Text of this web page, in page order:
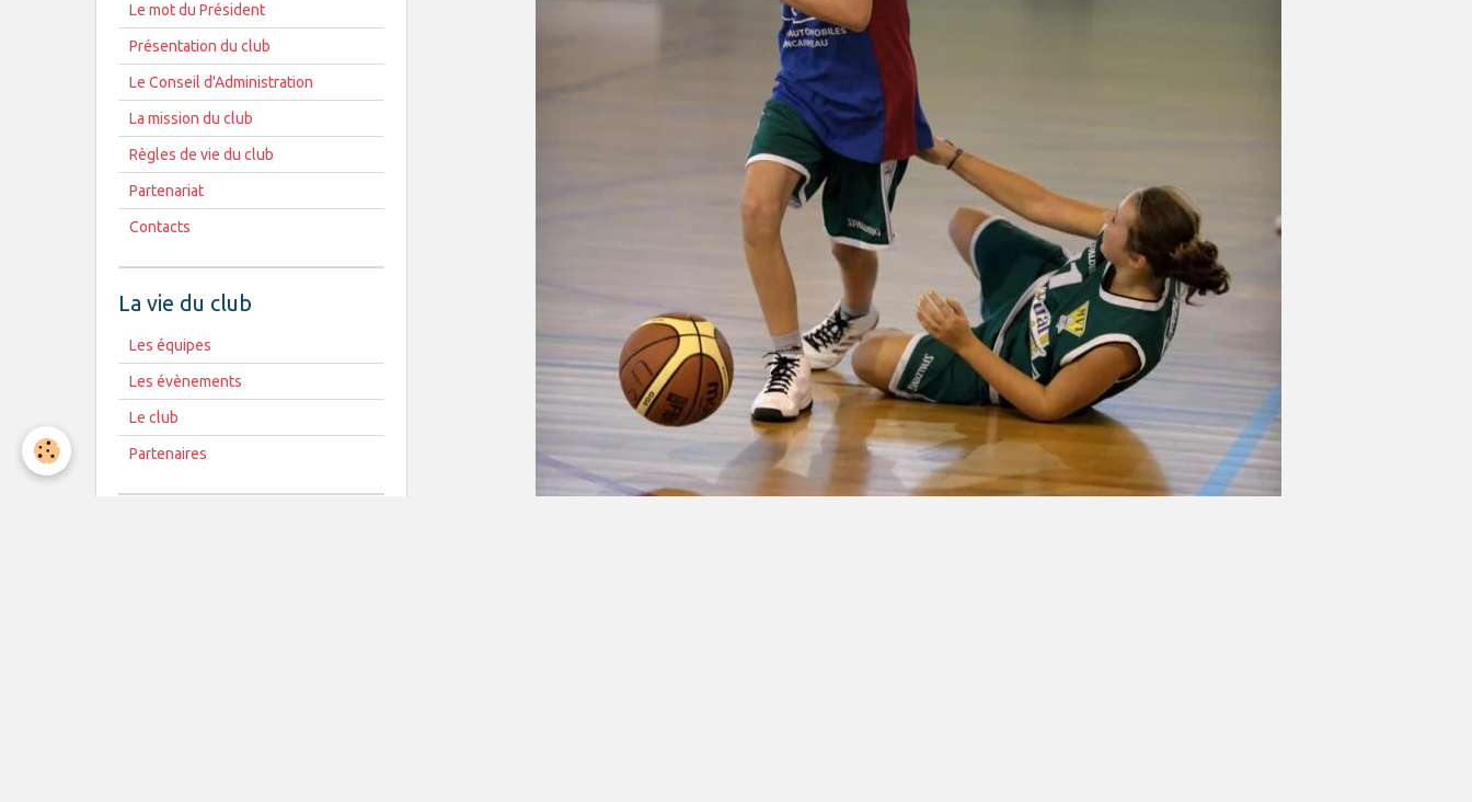
Le mot du Président
Présentation du club
Le Conseil d'Administration
La mission du club
Règles de vie du club
Partenariat
Contacts
La vie du club
Les équipes
Les évènements
Le club
Partenaires